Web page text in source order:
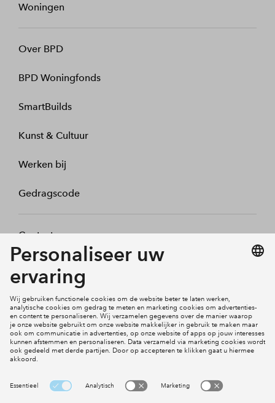
Woningen
Over BPD
BPD Woningfonds
SmartBuilds
Kunst & Cultuur
Werken bij
Gedragscode
Contact
Mijn profiel
Social Media